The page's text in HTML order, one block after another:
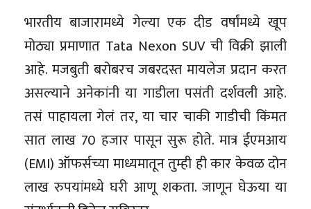
भारतीय बाजारामध्ये गेल्या एक दीड वर्षांमध्ये खूप
मोठ्या प्रमाणात Tata Nexon SUV ची विक्री झाली
आहे. मजबुती बरोबरच जबरदस्त मायलेज प्रदान करत
असल्याने अनेकांनी या गाडीला पसंती दर्शवली आहे.
तसं पाहायला गेलं तर, या चार चाकी गाडीची किंमत
सात लाख 70 हजार पासून सुरू होते. मात्र ईएमआय
(EMI) ऑफर्सच्या माध्यमातून तुम्ही ही कार केवळ दोन
लाख रुपयांमध्ये घरी आणू शकता. जाणून घेऊया या